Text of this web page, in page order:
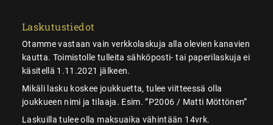
Laskutustiedot
Otamme vastaan vain verkkolaskuja alla olevien kanavien
kautta. Toimistolle tulleita sähköposti- tai paperilaskuja ei
käsitellä 1.11.2021 jälkeen.
Mikäli lasku koskee joukkuetta, tulee viitteessä olla
joukkueen nimi ja tilaaja. Esim. ”P2006 / Matti Möttönen”
Laskuilla tulee olla maksuaika vähintään 14vrk.